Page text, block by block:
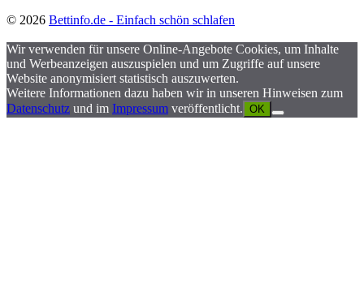
© 2026 Bettinfo.de - Einfach schön schlafen
Wir verwenden für unsere Online-Angebote Cookies, um Inhalte
und Werbeanzeigen auszuspielen und um Zugriffe auf unsere
Website anonymisiert statistisch auszuwerten.
Weitere Informationen dazu haben wir in unseren Hinweisen zum
Datenschutz und im Impressum veröffentlicht. OK